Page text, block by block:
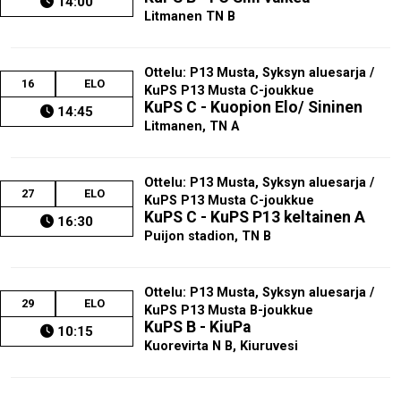
Litmanen TN B
16 ELO
14:45
Ottelu: P13 Musta, Syksyn aluesarja /
KuPS P13 Musta C-joukkue
KuPS C - Kuopion Elo/ Sininen
Litmanen, TN A
27 ELO
16:30
Ottelu: P13 Musta, Syksyn aluesarja /
KuPS P13 Musta C-joukkue
KuPS C - KuPS P13 keltainen A
Puijon stadion, TN B
29 ELO
10:15
Ottelu: P13 Musta, Syksyn aluesarja /
KuPS P13 Musta B-joukkue
KuPS B - KiuPa
Kuorevirta N B, Kiuruvesi